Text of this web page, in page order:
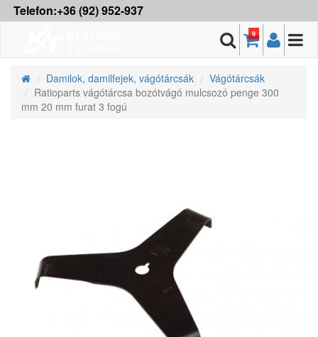
Telefon:+36 (92) 952-937
0
Damilok, damilfejek, vágótárcsák
Vágótárcsák
Ratioparts vágótárcsa bozótvágó mulcsozó penge 300
mm 20 mm furat 3 fogú